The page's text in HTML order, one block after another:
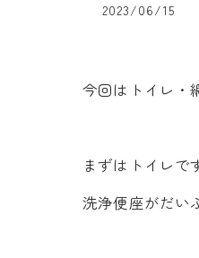
2023/06/15
今回はトイレ・
まずはトイレで
洗浄便座がだい